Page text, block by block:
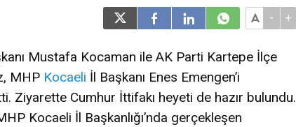
- +
Mustafa Kocaman ile AK Parti Kartepe İlçe
MHP Kocaeli İl Başkanı Enes Emengen’i
Ziyarette Cumhur İttifakı heyeti de hazır bulundu.
Kocaeli İl Başkanlığı’nda gerçekleşen